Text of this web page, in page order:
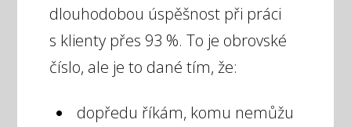
dlouhodobou úspěšnost při práci
s klienty přes 93 %. To je obrovské
číslo, ale je to dané tím, že:
dopředu říkám, komu nemůžu